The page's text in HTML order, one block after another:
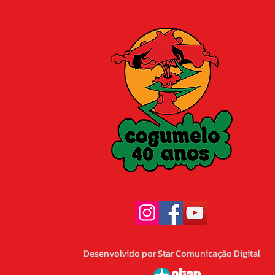
Desenvolvido por Star Comunicação Digital